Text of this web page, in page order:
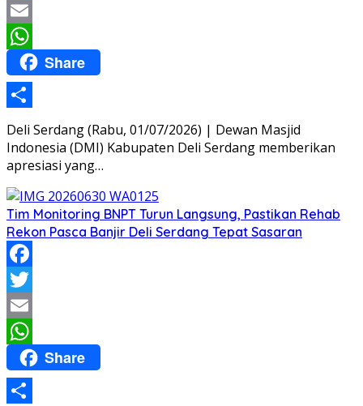
Twitter
Email
WhatsApp
Share
Share
Deli Serdang (Rabu, 01/07/2026) | Dewan Masjid
Indonesia (DMI) Kabupaten Deli Serdang memberikan
apresiasi yang…
Tim Monitoring BNPT Turun Langsung, Pastikan Rehab
Rekon Pasca Banjir Deli Serdang Tepat Sasaran
Facebook
Twitter
Email
WhatsApp
Share